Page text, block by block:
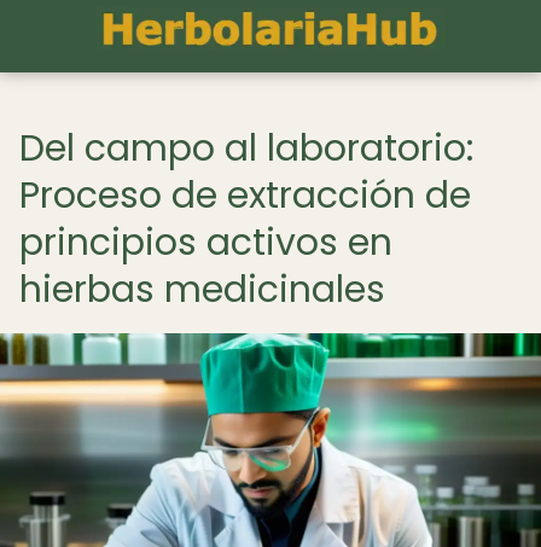
Del campo al laboratorio:
Proceso de extracción de
principios activos en
hierbas medicinales